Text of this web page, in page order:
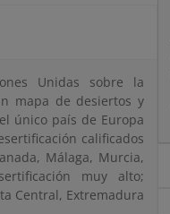
Unidas sobre la
mapa de desiertos y
único país de Europa
calificados
Málaga, Murcia,
muy alto;
Central, Extremadura